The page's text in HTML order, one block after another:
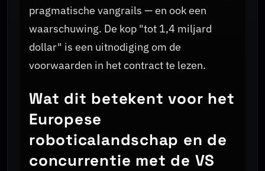
pragmatische vangrails — en ook een
waarschuwing. De kop "tot 1,4 miljard
dollar" is een uitnodiging om de
voorwaarden in het contract te lezen.
Wat dit betekent voor het
Europese
roboticalandschap en de
concurrentie met de VS